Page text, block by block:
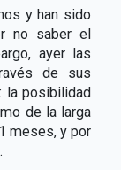
y han sido
no saber el
ayer las
de sus
la posibilidad
de la larga
meses, y por